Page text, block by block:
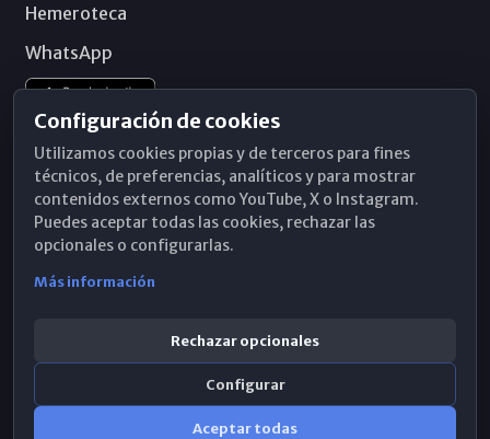
Hemeroteca
WhatsApp
Configuración de cookies
Utilizamos cookies propias y de terceros para fines
técnicos, de preferencias, analíticos y para mostrar
contenidos externos como YouTube, X o Instagram.
Puedes aceptar todas las cookies, rechazar las
opcionales o configurarlas.
Más información
Rechazar opcionales
Configurar
Aceptar todas